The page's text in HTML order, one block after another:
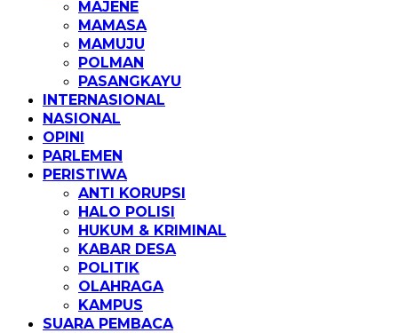
MAJENE
MAMASA
MAMUJU
POLMAN
PASANGKAYU
INTERNASIONAL
NASIONAL
OPINI
PARLEMEN
PERISTIWA
ANTI KORUPSI
HALO POLISI
HUKUM & KRIMINAL
KABAR DESA
POLITIK
OLAHRAGA
KAMPUS
SUARA PEMBACA